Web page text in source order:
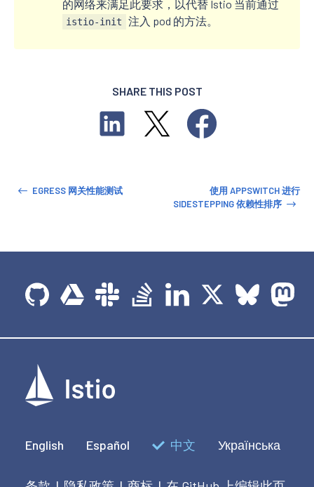
的网络来满足此要求，以代替 Istio 当前通过
istio-init 注入 pod 的方法。
SHARE THIS POST
EGRESS 网关性能测试
使用 APPSWITCH 进行
SIDESTEPPING 依赖性排序
English Español 中文 Українська